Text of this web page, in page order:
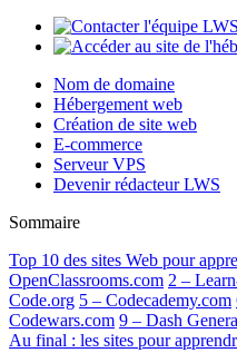
Nom de domaine
Hébergement web
Création de site web
E-commerce
Serveur VPS
Devenir rédacteur LWS
Sommaire
Top 10 des sites Web pour
OpenClassrooms.com 2 –
Code.org 5 – Codecademy.com
Codewars.com 9 – Dash
Au final : les sites pour